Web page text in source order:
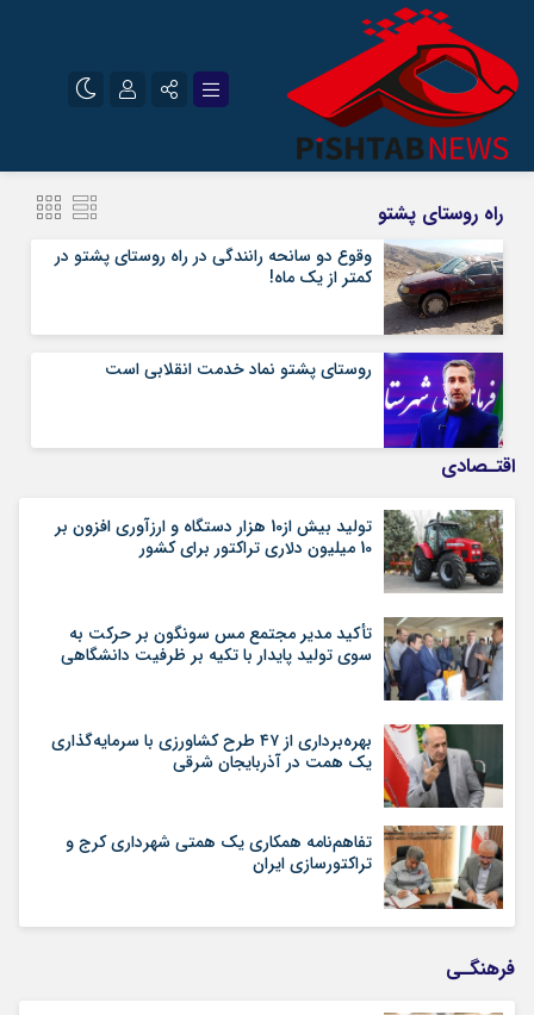
سروش
آپارات
رمز عبور
مرا به خاطر بسپار
راه روستای پشتو
وقوع دو سانحه رانندگی در راه روستای پشتو در
کمتر از یک ماه!
روستای پشتو نماد خدمت انقلابی است
اقتـصادی
تولید بیش از10 هزار دستگاه و ارزآوری افزون بر
10 میلیون دلاری تراکتور برای کشور
تأکید مدیر مجتمع مس سونگون بر حرکت به
سوی تولید پایدار با تکیه بر ظرفیت دانشگاهی
بهره‌برداری از ۴۷ طرح کشاورزی با سرمایه‌گذاری
یک همت در آذربایجان شرقی
تفاهم‌نامه همکاری یک همتی شهرداری کرج و
تراکتورسازی ایران
فرهنگـی